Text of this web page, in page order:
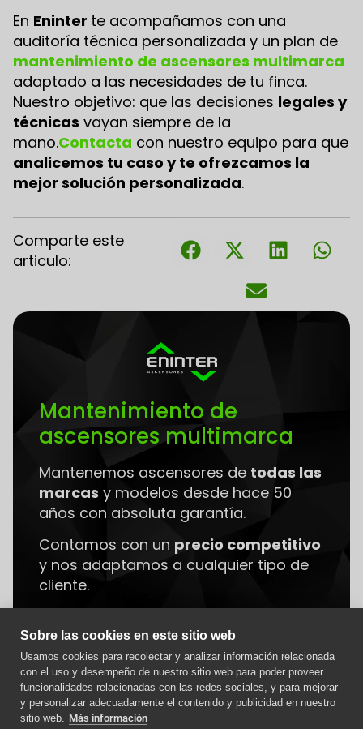
En Eninter te acompañamos con una
auditoría técnica personalizada y un plan de
mantenimiento de ascensores multimarca
adaptado a las necesidades de tu finca.
Nuestro objetivo: que las decisiones legales y
técnicas vayan siempre de la
mano.Contacta con nuestro equipo para que
analicemos tu caso y te ofrezcamos la
mejor solución personalizada.
Comparte este
articulo:
Mantenimiento de
ascensores multimarca
Mantenemos ascensores de todas las
marcas y modelos desde hace 50
años con absoluta garantía.
Contamos con un precio competitivo
y nos adaptamos a cualquier tipo de
cliente.
Saber más
Sobre las cookies en este sitio web
Usamos cookies para recolectar y analizar información relacionada
con el uso y desempeño de nuestro sitio web para poder proveer
funcionalidades relacionadas con las redes sociales, y para mejorar
y personalizar adecuadamente el contenido y publicidad en nuestro
sitio web. Más información
Aviso importante
Como afecta la nueva